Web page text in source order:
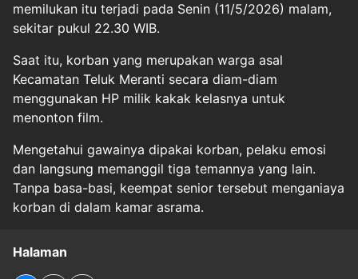
memilukan itu terjadi pada Senin (11/5/2026) malam,
sekitar pukul 22.30 WIB.
Saat itu, korban yang merupakan warga asal
Kecamatan Teluk Meranti secara diam-diam
menggunakan HP milik kakak kelasnya untuk
menonton film.
Mengetahui gawainya dipakai korban, pelaku emosi
dan langsung memanggil tiga temannya yang lain.
Tanpa basa-basi, keempat senior tersebut menganiaya
korban di dalam kamar asrama.
Halaman